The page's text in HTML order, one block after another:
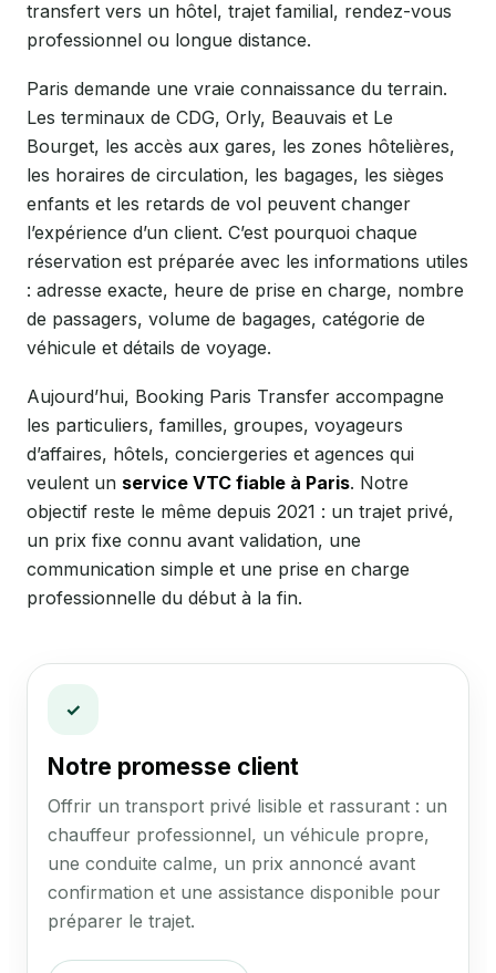
transfert vers un hôtel, trajet familial, rendez-vous
professionnel ou longue distance.
Paris demande une vraie connaissance du terrain.
Les terminaux de CDG, Orly, Beauvais et Le
Bourget, les accès aux gares, les zones hôtelières,
les horaires de circulation, les bagages, les sièges
enfants et les retards de vol peuvent changer
l’expérience d’un client. C’est pourquoi chaque
réservation est préparée avec les informations utiles
: adresse exacte, heure de prise en charge, nombre
de passagers, volume de bagages, catégorie de
véhicule et détails de voyage.
Aujourd’hui, Booking Paris Transfer accompagne
les particuliers, familles, groupes, voyageurs
d’affaires, hôtels, conciergeries et agences qui
veulent un service VTC fiable à Paris. Notre
objectif reste le même depuis 2021 : un trajet privé,
un prix fixe connu avant validation, une
communication simple et une prise en charge
professionnelle du début à la fin.
✓
Notre promesse client
Offrir un transport privé lisible et rassurant : un
chauffeur professionnel, un véhicule propre,
une conduite calme, un prix annoncé avant
confirmation et une assistance disponible pour
préparer le trajet.